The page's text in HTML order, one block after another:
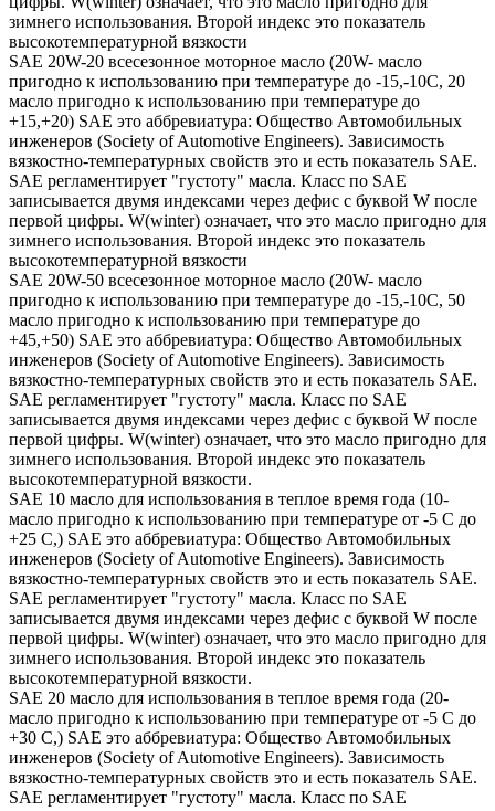
зимнего использования. Второй индекс это показатель
высокотемпературной вязкости
SAE 20W-20 всесезонное моторное масло (20W- масло
пригодно к использованию при температуре до -15,-10С, 20
масло пригодно к использованию при температуре до
+15,+20) SAE это аббревиатура: Общество Автомобильных
инженеров (Society of Automotive Engineers). Зависимость
вязкостно-температурных свойств это и есть показатель SAE.
SAE регламентирует "густоту" масла. Класс по SAE
записывается двумя индексами через дефис с буквой W после
первой цифры. W(winter) означает, что это масло пригодно для
зимнего использования. Второй индекс это показатель
высокотемпературной вязкости
SAE 20W-50 всесезонное моторное масло (20W- масло
пригодно к использованию при температуре до -15,-10С, 50
масло пригодно к использованию при температуре до
+45,+50) SAE это аббревиатура: Общество Автомобильных
инженеров (Society of Automotive Engineers). Зависимость
вязкостно-температурных свойств это и есть показатель SAE.
SAE регламентирует "густоту" масла. Класс по SAE
записывается двумя индексами через дефис с буквой W после
первой цифры. W(winter) означает, что это масло пригодно для
зимнего использования. Второй индекс это показатель
высокотемпературной вязкости.
SAE 10 масло для использования в теплое время года (10-
масло пригодно к использованию при температуре от -5 С до
+25 С,) SAE это аббревиатура: Общество Автомобильных
инженеров (Society of Automotive Engineers). Зависимость
вязкостно-температурных свойств это и есть показатель SAE.
SAE регламентирует "густоту" масла. Класс по SAE
записывается двумя индексами через дефис с буквой W после
первой цифры. W(winter) означает, что это масло пригодно для
зимнего использования. Второй индекс это показатель
высокотемпературной вязкости.
SAE 20 масло для использования в теплое время года (20-
масло пригодно к использованию при температуре от -5 С до
+30 С,) SAE это аббревиатура: Общество Автомобильных
инженеров (Society of Automotive Engineers). Зависимость
вязкостно-температурных свойств это и есть показатель SAE.
SAE регламентирует "густоту" масла. Класс по SAE